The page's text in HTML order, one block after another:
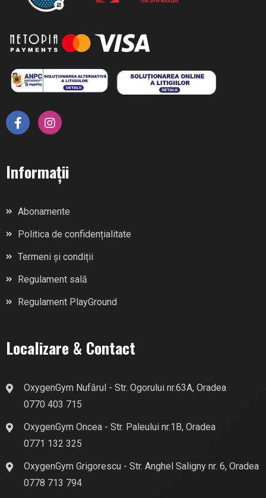
Informații
Abonamente
Politica de confidențialitate
Termeni și condiții
Regulament sală
Regulament PlayGround
Localizare & Contact
OxygenGym Nufărul - Str. Ogorului nr.63A, Oradea
0770 403 715
OxygenGym Oncea - Str. Paleului nr.1B, Oradea
0771 132 325
OxygenGym Grigorescu - Str. Anghel Saligny nr. 6, Oradea
0778 713 794